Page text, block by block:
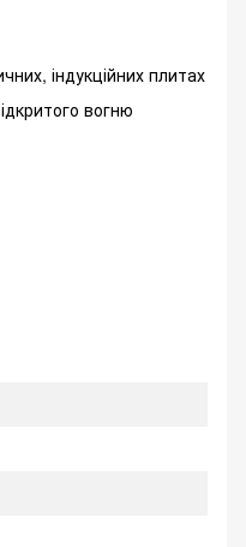
індукційних плитах
вогню